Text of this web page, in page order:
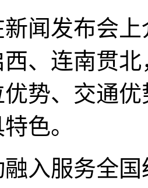
发布会上
、连南贯
势、交通
色。
服务全国